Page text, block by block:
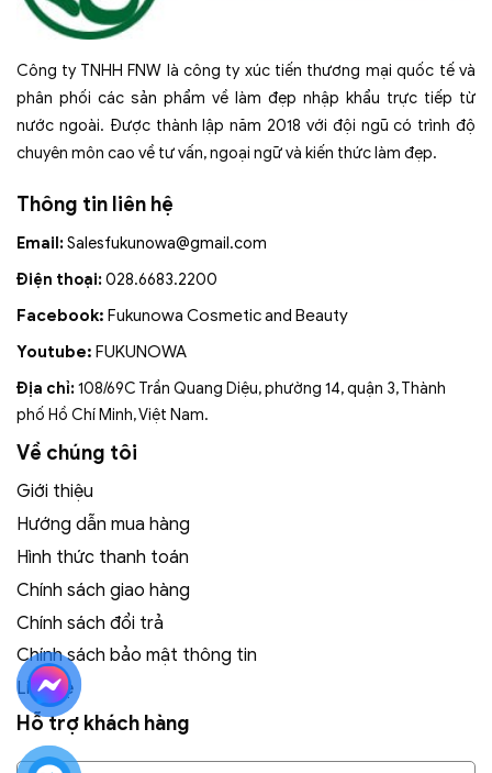
Công ty TNHH FNW là công ty xúc tiến thương mại quốc tế và
phân phối các sản phẩm về làm đẹp nhập khẩu trực tiếp từ
nước ngoài. Được thành lập năm 2018 với đội ngũ có trình độ
chuyên môn cao về tư vấn, ngoại ngữ và kiến thức làm đẹp.
Thông tin liên hệ
Email:Salesfukunowa@gmail.com
Điện thoại:028.6683.2200
Facebook: Fukunowa Cosmetic and Beauty
Youtube: FUKUNOWA
Địa chỉ:108/69C Trần Quang Diệu, phường 14, quận 3, Thành
phố Hồ Chí Minh, Việt Nam.
Về chúng tôi
Giới thiệu
Hướng dẫn mua hàng
Hình thức thanh toán
Chính sách giao hàng
Chính sách đổi trả
Chính sách bảo mật thông tin
Liên hệ
Hỗ trợ khách hàng